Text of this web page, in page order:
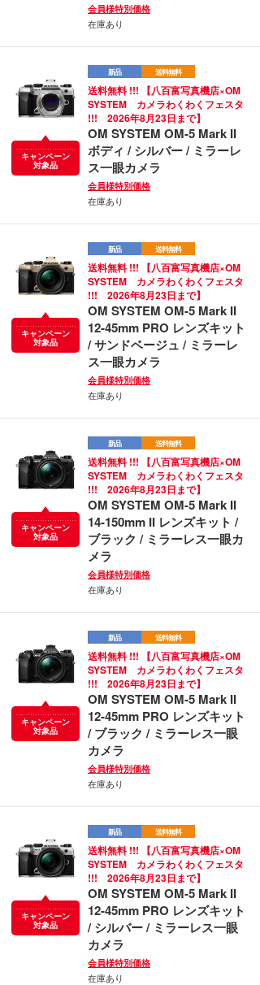
会員様特別価格
在庫あり
キャンペーン
対象品
新品 送料無料
送料無料 !!! 【八百富写真機店×OM
SYSTEM カメラわくわくフェスタ
!!! 2026年8月23日まで】
OM SYSTEM OM-5 Mark II
ボディ / シルバー / ミラーレ
ス一眼カメラ
会員様特別価格
在庫あり
キャンペーン
対象品
新品 送料無料
送料無料 !!! 【八百富写真機店×OM
SYSTEM カメラわくわくフェスタ
!!! 2026年8月23日まで】
OM SYSTEM OM-5 Mark II
12-45mm PRO レンズキット
/ サンドベージュ / ミラーレ
ス一眼カメラ
会員様特別価格
在庫あり
キャンペーン
対象品
新品 送料無料
送料無料 !!! 【八百富写真機店×OM
SYSTEM カメラわくわくフェスタ
!!! 2026年8月23日まで】
OM SYSTEM OM-5 Mark II
14-150mm II レンズキット /
ブラック / ミラーレス一眼カ
メラ
会員様特別価格
在庫あり
キャンペーン
対象品
新品 送料無料
送料無料 !!! 【八百富写真機店×OM
SYSTEM カメラわくわくフェスタ
!!! 2026年8月23日まで】
OM SYSTEM OM-5 Mark II
12-45mm PRO レンズキット
/ ブラック / ミラーレス一眼
カメラ
会員様特別価格
在庫あり
キャンペーン
対象品
新品 送料無料
送料無料 !!! 【八百富写真機店×OM
SYSTEM カメラわくわくフェスタ
!!! 2026年8月23日まで】
OM SYSTEM OM-5 Mark II
12-45mm PRO レンズキット
/ シルバー / ミラーレス一眼
カメラ
会員様特別価格
在庫あり